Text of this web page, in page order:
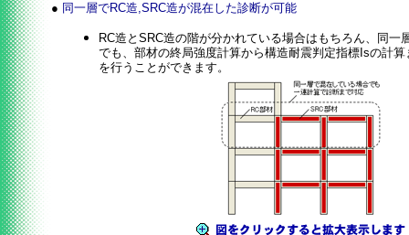
● 同一層でRC造,SRC造が混在した診断が可能
RC造とSRC造の階が分かれている場合はもちろん、同一
でも、部材の終局強度計算から構造耐震判定指標Isの計
を行うことができます。